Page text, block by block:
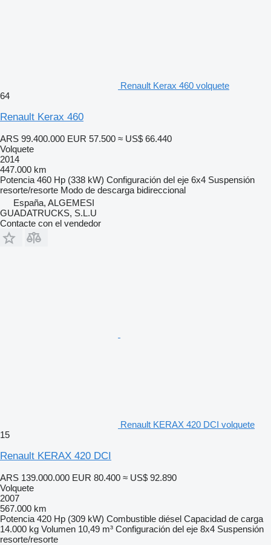
Renault Kerax 460 volquete
64
Renault Kerax 460
ARS 99.400.000 EUR 57.500 ≈ US$ 66.440
Volquete
2014
447.000 km
Potencia 460 Hp (338 kW) Configuración del eje 6x4 Suspensión
resorte/resorte Modo de descarga bidireccional
España, ALGEMESI
GUADATRUCKS, S.L.U
Contacte con el vendedor
Renault KERAX 420 DCI volquete
15
Renault KERAX 420 DCI
ARS 139.000.000 EUR 80.400 ≈ US$ 92.890
Volquete
2007
567.000 km
Potencia 420 Hp (309 kW) Combustible diésel Capacidad de carga
14.000 kg Volumen 10,49 m³ Configuración del eje 8x4 Suspensión
resorte/resorte